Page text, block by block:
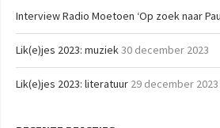
Interview Radio Moetoen ‘Op zoek naar
Lik(e)jes 2023: muziek30 december 2023
Lik(e)jes 2023: literatuur 29 december 2023